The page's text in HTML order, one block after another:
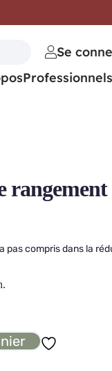
compris dans la
Se
Professionnels